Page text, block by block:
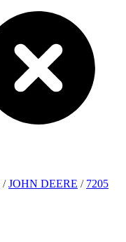
/JOHN DEERE / 7205